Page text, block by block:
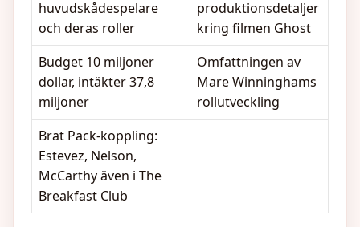
huvudskådespelare
och deras roller
produktionsdetaljer
kring filmen Ghost
Budget 10 miljoner
dollar, intäkter 37,8
miljoner
Omfattningen av
Mare Winninghams
rollutveckling
Brat Pack-koppling:
Estevez, Nelson,
McCarthy även i The
Breakfast Club